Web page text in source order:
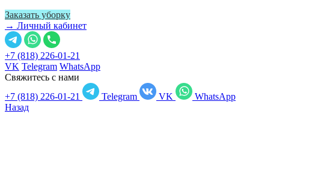
Заказать уборку
→ Личный кабинет
+7 (818) 226-01-21
VK Telegram WhatsApp
Свяжитесь с нами
+7 (818) 226-01-21
Telegram VK
WhatsApp
Назад